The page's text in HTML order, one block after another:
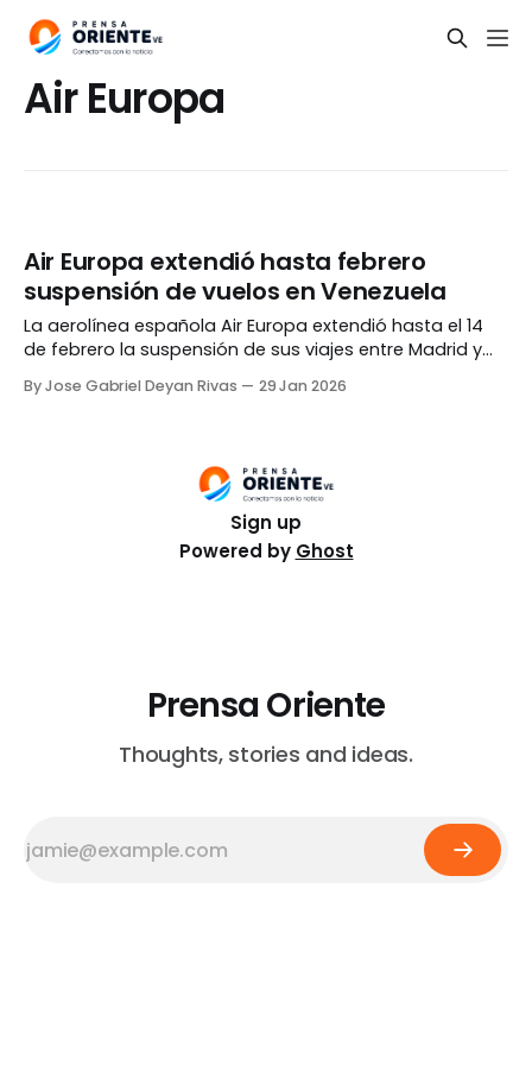
Air Europa
Air Europa extendió hasta febrero
suspensión de vuelos en Venezuela
La aerolínea española Air Europa extendió hasta el 14
de febrero la suspensión de sus viajes entre Madrid y
miércoles, 28 de enero. En la publicación, la compañía
By Jose Gabriel Deyan Rivas 29 Jan 2026
Sign up
Powered by Ghost
Prensa Oriente
Thoughts, stories and ideas.